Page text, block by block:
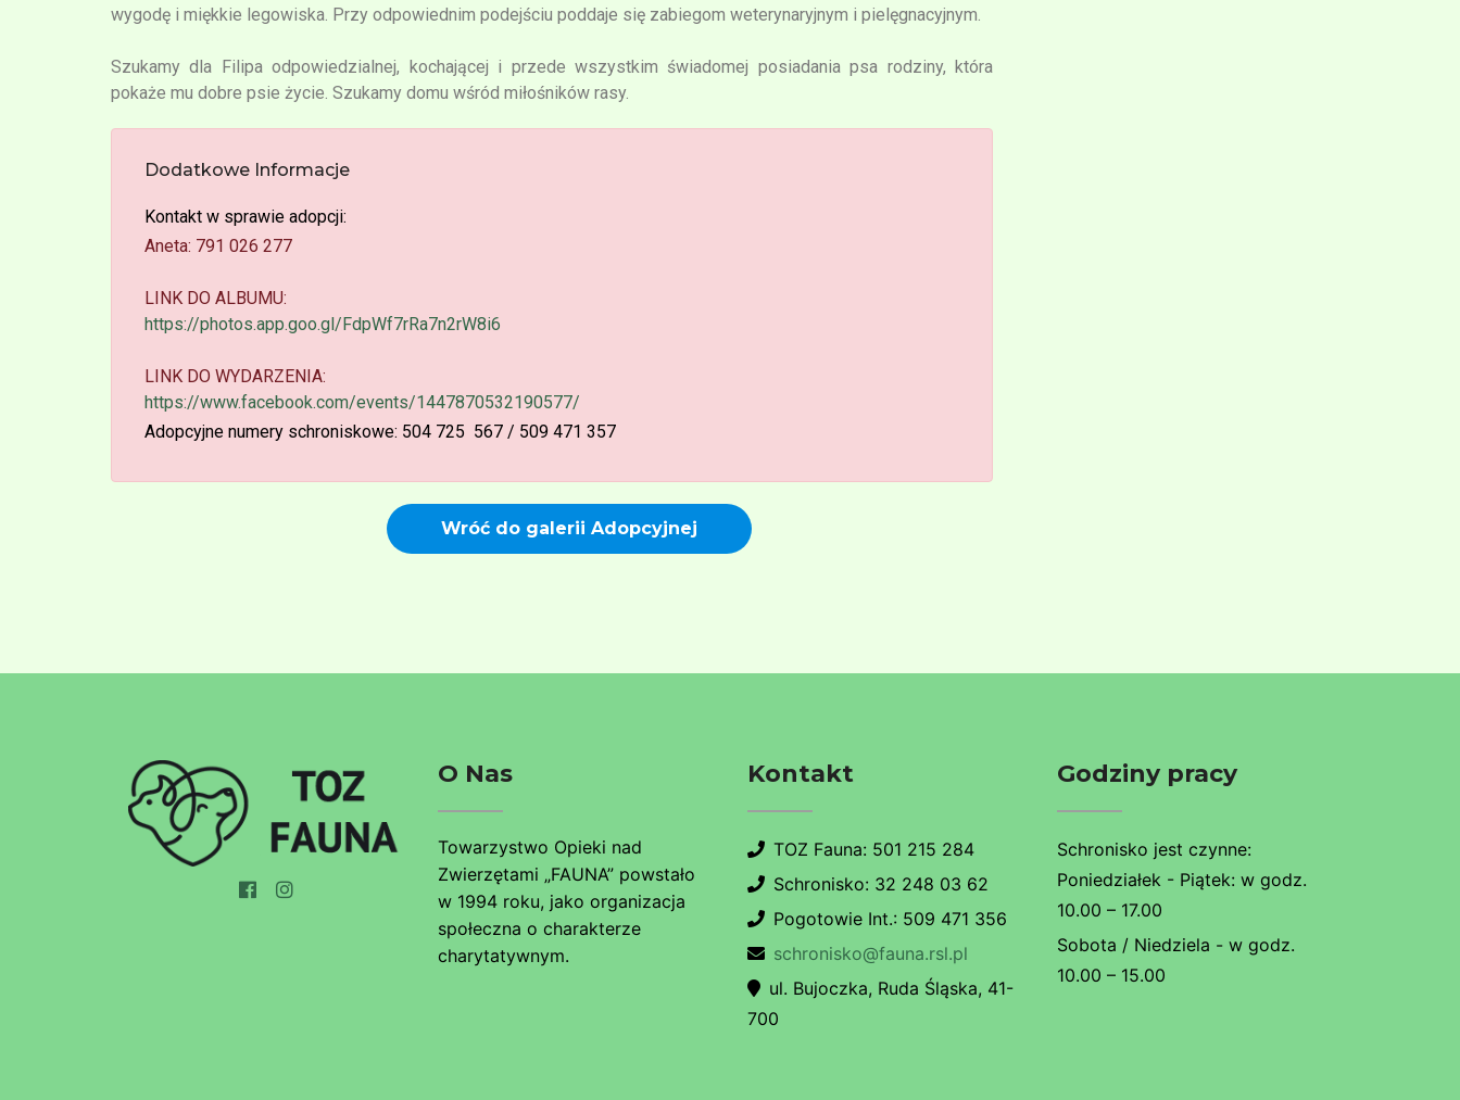
wygodę i miękkie legowiska. Przy odpowiednim podejściu poddaje się zabiegom weterynaryjnym i pielęgnacyjnym.
Szukamy dla Filipa odpowiedzialnej, kochającej i przede wszystkim świadomej posiadania psa rodziny, która
pokaże mu dobre psie życie. Szukamy domu wśród miłośników rasy.
Dodatkowe Informacje
Kontakt w sprawie adopcji:
Aneta: 791 026 277
LINK DO ALBUMU:
https://photos.app.goo.gl/FdpWf7rRa7n2rW8i6
LINK DO WYDARZENIA:
https://www.facebook.com/events/1447870532190577/
Adopcyjne numery schroniskowe: 504 725 567 / 509 471 357
Wróć do galerii Adopcyjnej
O Nas
Towarzystwo Opieki nad
Zwierzętami „FAUNA” powstało
w 1994 roku, jako organizacja
społeczna o charakterze
charytatywnym.
Kontakt
TOZ Fauna: 501 215 284
Schronisko: 32 248 03 62
Pogotowie Int.: 509 471 356
schronisko@fauna.rsl.pl
ul. Bujoczka, Ruda Śląska, 41-
700
Godziny pracy
Schronisko jest czynne:
Poniedziałek - Piątek: w godz.
10.00 – 17.00
Sobota / Niedziela - w godz.
10.00 – 15.00